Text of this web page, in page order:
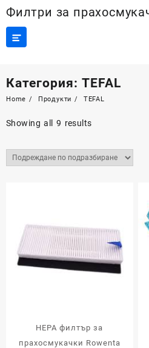
Skip
content
Филтри за
Категория: TEFAL
Home Продукти TEFAL
Showing all 9 results
HEPA филтър за
прахосмукачки Rowenta